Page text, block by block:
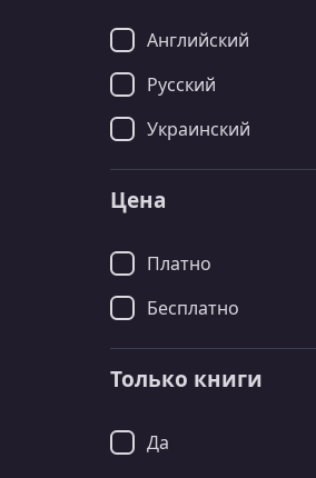
Английский
Русский
Украинский
Цена
Платно
Бесплатно
Только книги
Да